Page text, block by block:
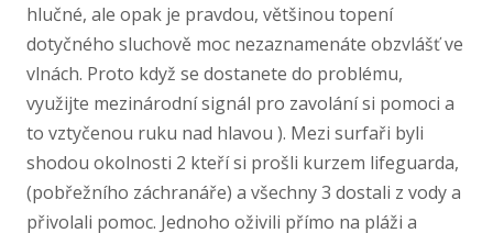
hlučné, ale opak je pravdou, většinou topení
dotyčného sluchově moc nezaznamenáte obzvlášť ve
vlnách. Proto když se dostanete do problému,
využijte mezinárodní signál pro zavolání si pomoci a
to vztyčenou ruku nad hlavou ). Mezi surfaři byli
shodou okolnosti 2 kteří si prošli kurzem lifeguarda,
(pobřežního záchranáře) a všechny 3 dostali z vody a
přivolali pomoc. Jednoho oživili přímo na pláži a